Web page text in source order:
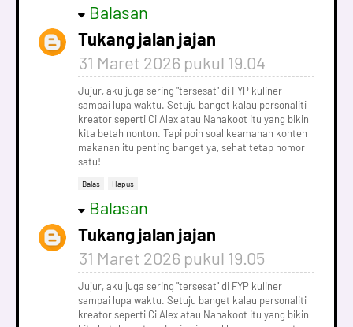
Balasan
Tukang jalan jajan
31 Maret 2026 pukul 19.04
Jujur, aku juga sering "tersesat" di FYP kuliner
sampai lupa waktu. Setuju banget kalau personaliti
kreator seperti Ci Alex atau Nanakoot itu yang bikin
kita betah nonton. Tapi poin soal keamanan konten
makanan itu penting banget ya, sehat tetap nomor
satu!
Balas Hapus
Balasan
Tukang jalan jajan
31 Maret 2026 pukul 19.05
Jujur, aku juga sering "tersesat" di FYP kuliner
sampai lupa waktu. Setuju banget kalau personaliti
kreator seperti Ci Alex atau Nanakoot itu yang bikin